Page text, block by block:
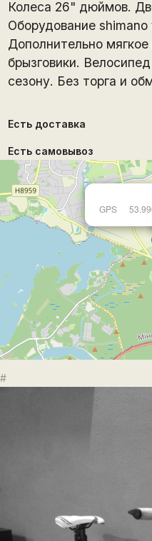
Колеса 26" дюймов.
Оборудование
Дополнительно
брызговики.
сезону. Без торга и
Есть доставка
Есть самовывоз
GPS
#